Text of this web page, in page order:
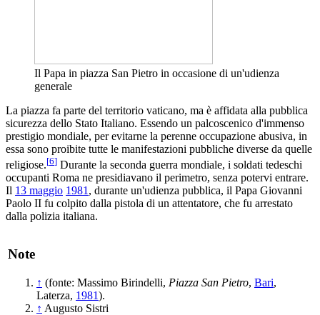
Il Papa in piazza San Pietro in occasione di un'udienza
generale
La piazza fa parte del territorio vaticano, ma è affidata alla pubblica
sicurezza dello Stato Italiano. Essendo un palcoscenico d'immenso
prestigio mondiale, per evitarne la perenne occupazione abusiva, in
essa sono proibite tutte le manifestazioni pubbliche diverse da quelle
religiose.[6] Durante la seconda guerra mondiale, i soldati tedeschi
occupanti Roma ne presidiavano il perimetro, senza potervi entrare.
Il 13 maggio 1981, durante un'udienza pubblica, il Papa Giovanni
Paolo II fu colpito dalla pistola di un attentatore, che fu arrestato
dalla polizia italiana.
Note
↑ (fonte: Massimo Birindelli, Piazza San Pietro, Bari,
Laterza, 1981).
↑ Augusto Sistri